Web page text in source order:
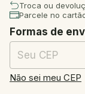
Troca ou
Parcele no
Entregas para o
Formas de
Não sei meu CEP